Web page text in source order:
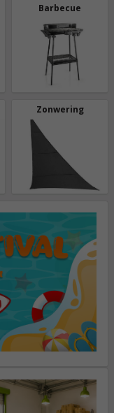
Barbecue
Zonwering